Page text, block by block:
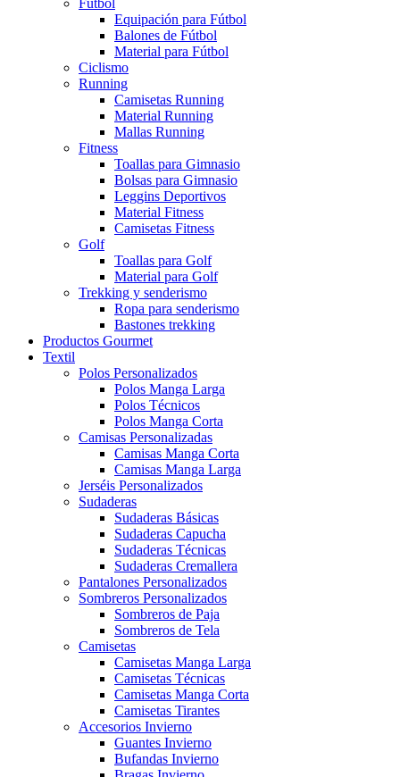
Equipación para Fútbol
Balones de Fútbol
Material para Fútbol
Ciclismo
Running
Camisetas Running
Material Running
Mallas Running
Fitness
Toallas para Gimnasio
Bolsas para Gimnasio
Leggins Deportivos
Material Fitness
Camisetas Fitness
Golf
Toallas para Golf
Material para Golf
Trekking y senderismo
Ropa para senderismo
Bastones trekking
Productos Gourmet
Textil
Polos Personalizados
Polos Manga Larga
Polos Técnicos
Polos Manga Corta
Camisas Personalizadas
Camisas Manga Corta
Camisas Manga Larga
Jerséis Personalizados
Sudaderas
Sudaderas Básicas
Sudaderas Capucha
Sudaderas Técnicas
Sudaderas Cremallera
Pantalones Personalizados
Sombreros Personalizados
Sombreros de Paja
Sombreros de Tela
Camisetas
Camisetas Manga Larga
Camisetas Técnicas
Camisetas Manga Corta
Camisetas Tirantes
Accesorios Invierno
Guantes Invierno
Bufandas Invierno